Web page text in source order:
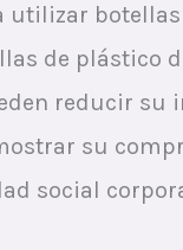
utilizar
de plástico
reducir su
su
social